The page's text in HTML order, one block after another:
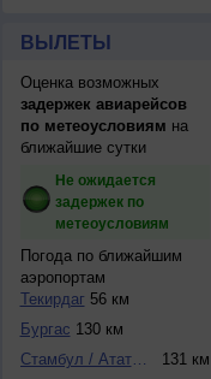
ВЫЛЕТЫ
Оценка возможных
задержек авиарейсов
по метеоусловиям на
ближайшие сутки
Не ожидается
задержек по
метеоусловиям
Погода по ближайшим
аэропортам
Текирдаг 56 км
Бургас 130 км
Стамбул / Ататюрк
131 км